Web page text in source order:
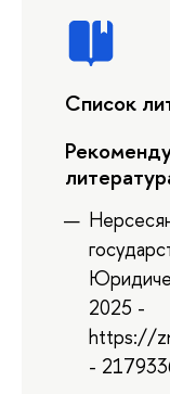
Список
2025 -
https://
-